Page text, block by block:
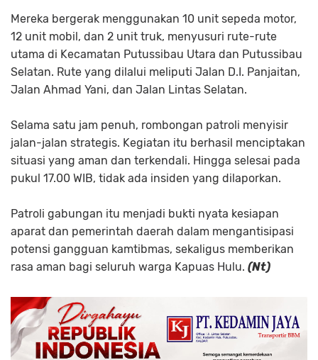
Mereka bergerak menggunakan 10 unit sepeda motor,
12 unit mobil, dan 2 unit truk, menyusuri rute-rute
utama di Kecamatan Putussibau Utara dan Putussibau
Selatan. Rute yang dilalui meliputi Jalan D.I. Panjaitan,
Jalan Ahmad Yani, dan Jalan Lintas Selatan.
Selama satu jam penuh, rombongan patroli menyisir
jalan-jalan strategis. Kegiatan itu berhasil menciptakan
situasi yang aman dan terkendali. Hingga selesai pada
pukul 17.00 WIB, tidak ada insiden yang dilaporkan.
Patroli gabungan itu menjadi bukti nyata kesiapan
aparat dan pemerintah daerah dalam mengantisipasi
potensi gangguan kamtibmas, sekaligus memberikan
rasa aman bagi seluruh warga Kapuas Hulu. (Nt)